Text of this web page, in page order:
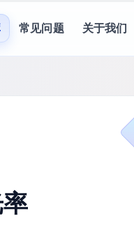
常见问题 关于我们